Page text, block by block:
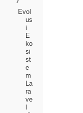
Evol
us
i
E
ko
si
st
e
m
La
ra
ve